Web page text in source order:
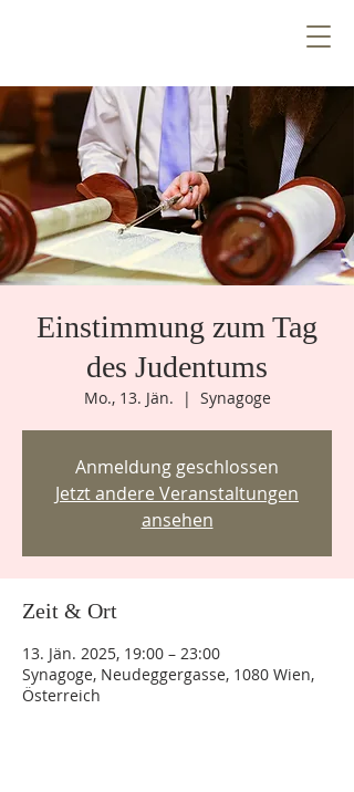
V
E
R T
E
ÖkumeneWe
i
n
Einstimmung zum Tag
des Judentums
Mo., 13. Jän.
  |
Synagoge
Anmeldung geschlossen
Jetzt andere Veranstaltungen
ansehen
Zeit & Ort
13. Jän. 2025, 19:00 – 23:00
Synagoge, Neudeggergasse, 1080 Wien,
Österreich